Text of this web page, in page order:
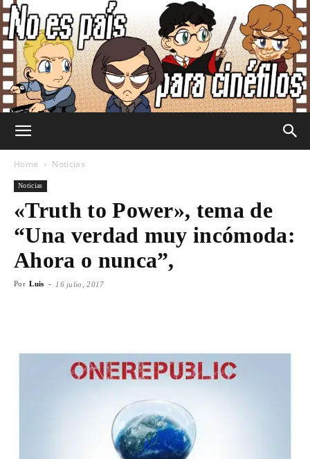
País
Home Noticias
Noticias
«Truth to Power», tema de
“Una verdad muy incómoda:
Ahora o nunca”,
Por Luis - 16 julio, 2017